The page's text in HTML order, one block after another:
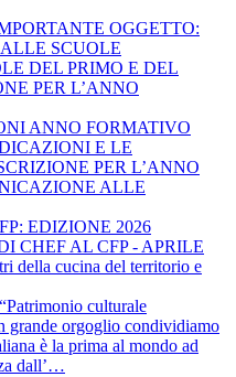
OGGETTO:
SCUOLE
DEL PRIMO E DEL
PER L’ANNO
ANNO FORMATIVO
E LE
PER L’ANNO
ALLE
EDIZIONE 2026
CHEF AL CFP - APRILE
della cucina del territorio e
culturale
grande orgoglio condividiamo
è la prima al mondo ad
dall’…